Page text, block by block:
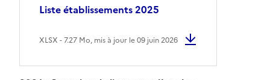
Liste établissements 2025
XLSX - 7.27 Mo, mis à jour le 09 juin 2026